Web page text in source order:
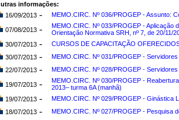
informações:
16/09/2013- MEMO.CIRC. Nº 036/PROGEP - Assunto:
07/08/2013-
MEMO.CIRC. Nº 033/PROGEP - Aplicação
Orientação Normativa SRH, nº 7, de 20/11/
30/07/2013-
CURSOS DE CAPACITAÇÃO
30/07/2013-
MEMO.CIRC. Nº 031/PROGEP -
22/07/2013- MEMO.CIRC. Nº 028/PROGEP -
19/07/2013-
MEMO.CIRC. Nº 030/PROGEP -
2013– turma 6A (manhã)
19/07/2013-
MEMO.CIRC. Nº 029/PROGEP - Ginástica
18/07/2013-
MEMO.CIRC. Nº 027/PROGEP - Pesquisa